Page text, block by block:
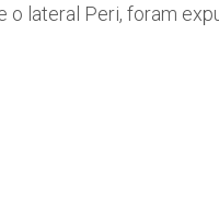
o lateral Peri, foram